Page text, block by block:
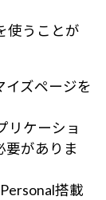
使うことが
ズページを
リケーショ
要がありま
搭載